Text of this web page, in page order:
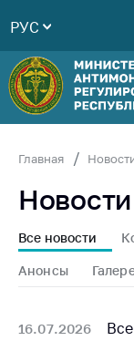
Структура
совет
РУС
Главная
Новости
Все новости
Анонсы
16.07.2026